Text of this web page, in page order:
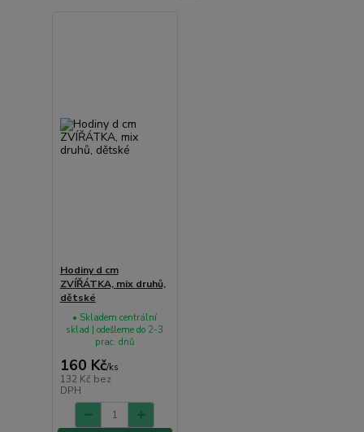
Hodiny d cm
ZVÍŘÁTKA, mix druhů,
dětské
160 Kč/ks
132 Kč bez
DPH
• Skladem centrální
sklad | odešleme do 2-3
prac. dnů